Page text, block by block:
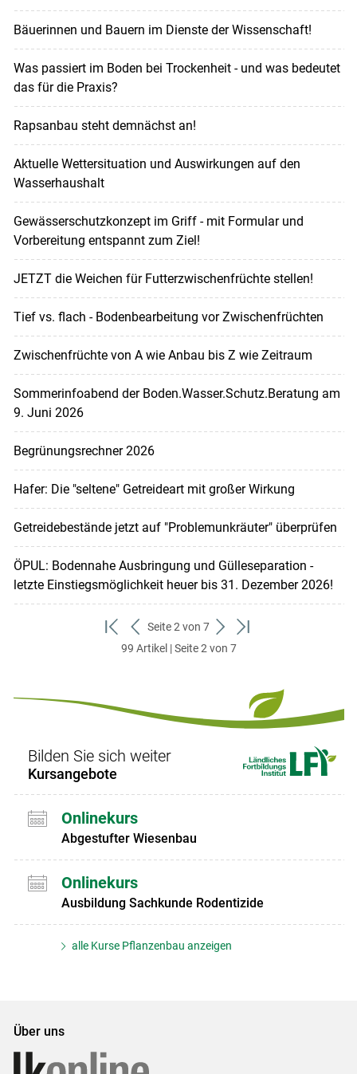
Bäuerinnen und Bauern im Dienste der Wissenschaft!
Was passiert im Boden bei Trockenheit - und was bedeutet
das für die Praxis?
Rapsanbau steht demnächst an!
Aktuelle Wettersituation und Auswirkungen auf den
Wasserhaushalt
Gewässerschutzkonzept im Griff - mit Formular und
Vorbereitung entspannt zum Ziel!
JETZT die Weichen für Futterzwischenfrüchte stellen!
Tief vs. flach - Bodenbearbeitung vor Zwischenfrüchten
Zwischenfrüchte von A wie Anbau bis Z wie Zeitraum
Sommerinfoabend der Boden.Wasser.Schutz.Beratung am
9. Juni 2026
Begrünungsrechner 2026
Hafer: Die "seltene" Getreideart mit großer Wirkung
Getreidebestände jetzt auf "Problemunkräuter" überprüfen
ÖPUL: Bodennahe Ausbringung und Gülleseparation -
letzte Einstiegsmöglichkeit heuer bis 31. Dezember 2026!
zum
ersten
zurück
zum
Seite 2 von 7
weiter
zum
zum
99 Artikel | Seite 2 von 7
Bilden Sie sich weiter
Kursangebote
Onlinekurs
Abgestufter Wiesenbau
Onlinekurs
Ausbildung Sachkunde Rodentizide
alle Kurse Pflanzenbau anzeigen
Über uns